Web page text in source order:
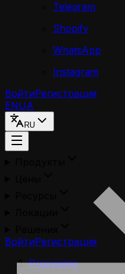
Telegram
Shopify
WhatsApp
Instagram
ВойтиРегистрация
ENUA
RU
ВойтиРегистрация
Proxywing